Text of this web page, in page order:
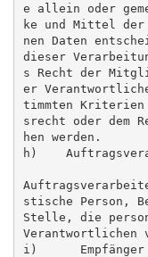
e allein oder
ke und Mittel der
nen Daten
dieser
s Recht der
er
timmten Kriterien
srecht oder dem
hen werden.
h)
stische Person,
Stelle, die
Verantwortlichen
i)      Empfänger